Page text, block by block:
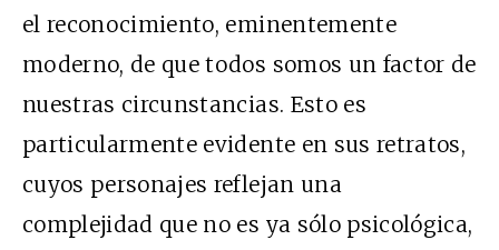
el reconocimiento, eminentemente
moderno, de que todos somos un factor de
nuestras circunstancias. Esto es
particularmente evidente en sus retratos,
cuyos personajes reflejan una
complejidad que no es ya sólo psicológica,